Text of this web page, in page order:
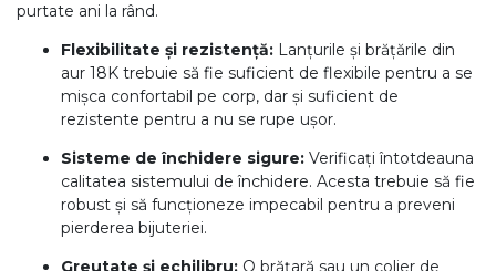
purtate ani la rând.
Flexibilitate și rezistență: Lanțurile și brățările din
aur 18K trebuie să fie suficient de flexibile pentru a se
mișca confortabil pe corp, dar și suficient de
rezistente pentru a nu se rupe ușor.
Sisteme de închidere sigure: Verificați întotdeauna
calitatea sistemului de închidere. Acesta trebuie să fie
robust și să funcționeze impecabil pentru a preveni
pierderea bijuteriei.
Greutate și echilibru: O brățară sau un colier de